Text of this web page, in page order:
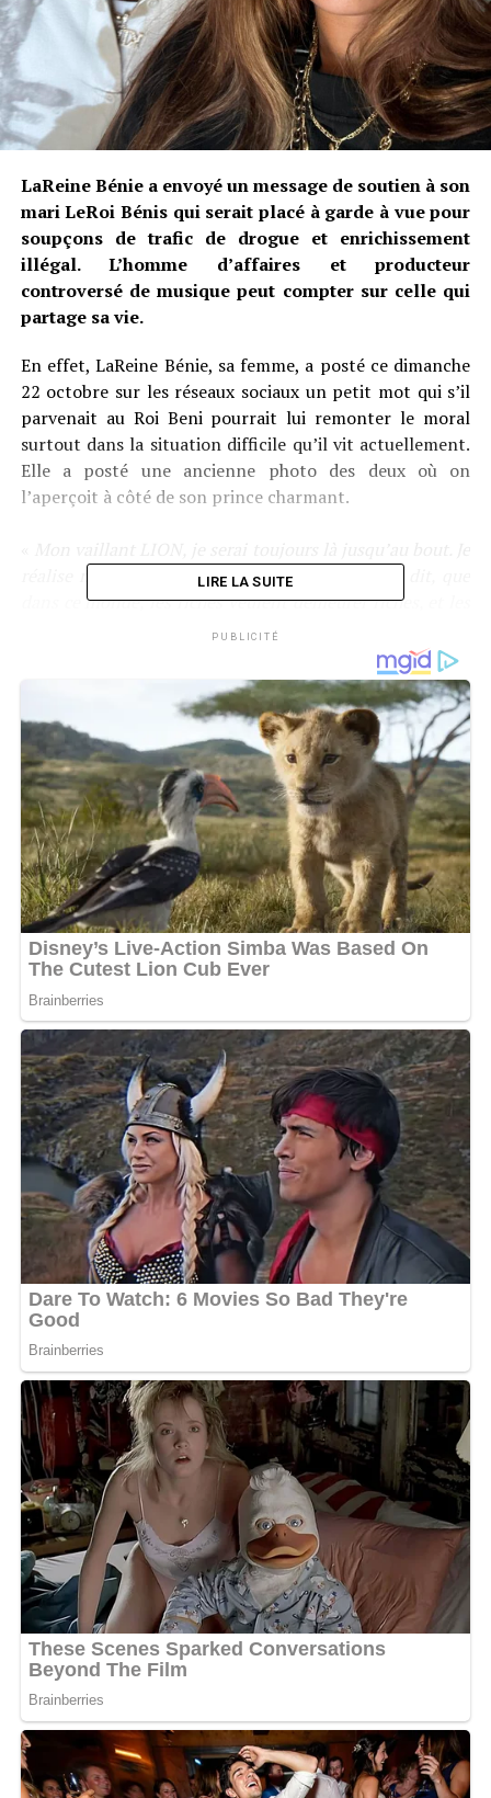
LaReine Bénie a envoyé un message de soutien à son
mari LeRoi Bénis qui serait placé à garde à vue pour
soupçons de trafic de drogue et enrichissement
illégal. L’homme d’affaires et producteur
controversé de musique peut compter sur celle qui
partage sa vie.
En effet, LaReine Bénie, sa femme, a posté ce dimanche
22 octobre sur les réseaux sociaux un petit mot qui s’il
parvenait au Roi Beni pourrait lui remonter le moral
surtout dans la situation difficile qu’il vit actuellement.
Elle a posté une ancienne photo des deux où on
l’aperçoit à côté de son prince charmant.
réalise maintenant, comme tu me l’as toujours dit, que
dans ce monde, les riches veulent demeurer riches, et les
pauvres veulent demeurer dans la pauvreté. Le problème
avec ceux qui ont une vision étroite, c’est qu’ils
réagissent avec jalousie et haine face à ceux qui aspirent
à s’élever. Ils préfèreraient que tu restes à un niveau
inférieur au leur, car ils ne comprennent pas cette quête
d’amélioration. Il est déplorable de voir que certaines
personnes, malheureusement bornées, se laissent
emporter par ces émotions négatives« , a-t-elle lancé.
Un message accompagné des deux gros cœurs rouges,
dont un sur le haut et un autre juste en bas. Des mots
qui vont certainement toucher le producteur
controversé de musique si les échos de ce message
LIRE LA SUITE
PUBLICITÉ